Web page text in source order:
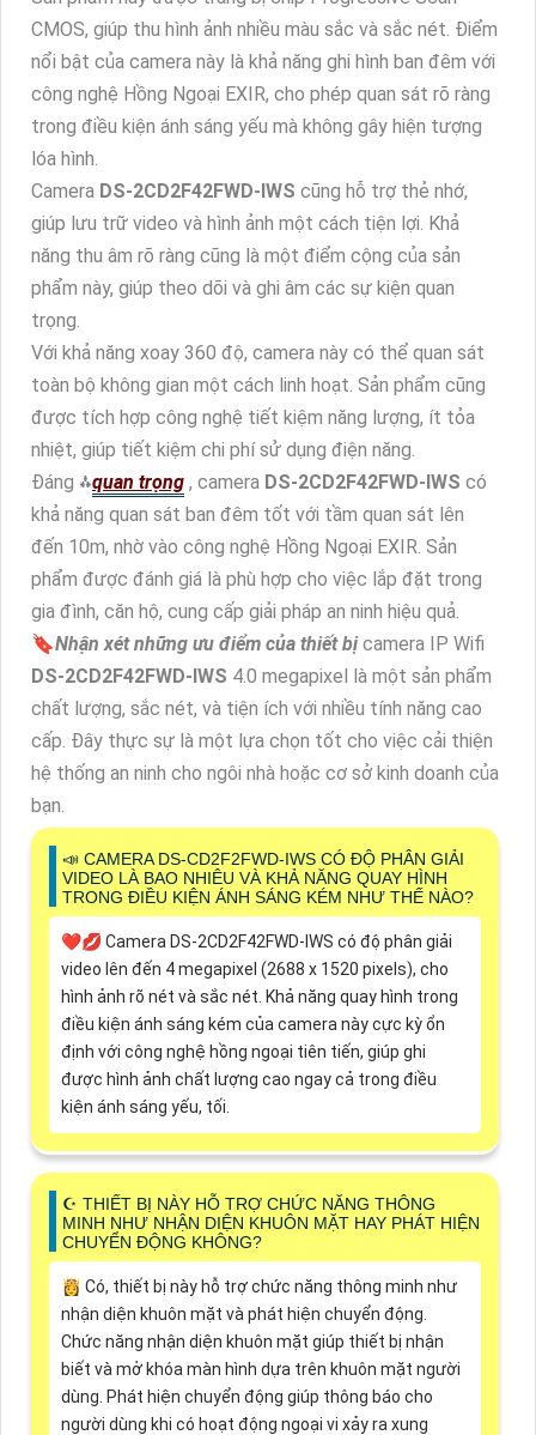
CMOS, giúp thu hình ảnh nhiều màu sắc và sắc nét. Điểm
nổi bật của camera này là khả năng ghi hình ban đêm với
công nghệ Hồng Ngoại EXIR, cho phép quan sát rõ ràng
trong điều kiện ánh sáng yếu mà không gây hiện tượng
lóa hình.
Camera DS-2CD2F42FWD-IWS cũng hỗ trợ thẻ nhớ,
giúp lưu trữ video và hình ảnh một cách tiện lợi. Khả
năng thu âm rõ ràng cũng là một điểm cộng của sản
phẩm này, giúp theo dõi và ghi âm các sự kiện quan
trọng.
Với khả năng xoay 360 độ, camera này có thể quan sát
toàn bộ không gian một cách linh hoạt. Sản phẩm cũng
được tích hợp công nghệ tiết kiệm năng lượng, ít tỏa
nhiệt, giúp tiết kiệm chi phí sử dụng điện năng.
Đáng ⁂quan trọng , camera DS-2CD2F42FWD-IWS có
khả năng quan sát ban đêm tốt với tầm quan sát lên
đến 10m, nhờ vào công nghệ Hồng Ngoại EXIR. Sản
phẩm được đánh giá là phù hợp cho việc lắp đặt trong
gia đình, căn hộ, cung cấp giải pháp an ninh hiệu quả.
🔖Nhận xét những ưu điểm của thiết bị camera IP Wifi
DS-2CD2F42FWD-IWS 4.0 megapixel là một sản phẩm
chất lượng, sắc nét, và tiện ích với nhiều tính năng cao
cấp. Đây thực sự là một lựa chọn tốt cho việc cải thiện
hệ thống an ninh cho ngôi nhà hoặc cơ sở kinh doanh của
bạn.
📣 CAMERA DS-CD2F2FWD-IWS CÓ ĐỘ PHÂN GIẢI
VIDEO LÀ BAO NHIÊU VÀ KHẢ NĂNG QUAY HÌNH
TRONG ĐIỀU KIỆN ÁNH SÁNG KÉM NHƯ THẾ NÀO?
❤️‍💋‍ Camera DS-2CD2F42FWD-IWS có độ phân giải
video lên đến 4 megapixel (2688 x 1520 pixels), cho
hình ảnh rõ nét và sắc nét. Khả năng quay hình trong
điều kiện ánh sáng kém của camera này cực kỳ ổn
định với công nghệ hồng ngoại tiên tiến, giúp ghi
được hình ảnh chất lượng cao ngay cả trong điều
kiện ánh sáng yếu, tối.
☪ THIẾT BỊ NÀY HỖ TRỢ CHỨC NĂNG THÔNG
MINH NHƯ NHẬN DIỆN KHUÔN MẶT HAY PHÁT HIỆN
CHUYỂN ĐỘNG KHÔNG?
👸 Có, thiết bị này hỗ trợ chức năng thông minh như
nhận diện khuôn mặt và phát hiện chuyển động.
Chức năng nhận diện khuôn mặt giúp thiết bị nhận
biết và mở khóa màn hình dựa trên khuôn mặt người
dùng. Phát hiện chuyển động giúp thông báo cho
người dùng khi có hoạt động ngoại vi xảy ra xung